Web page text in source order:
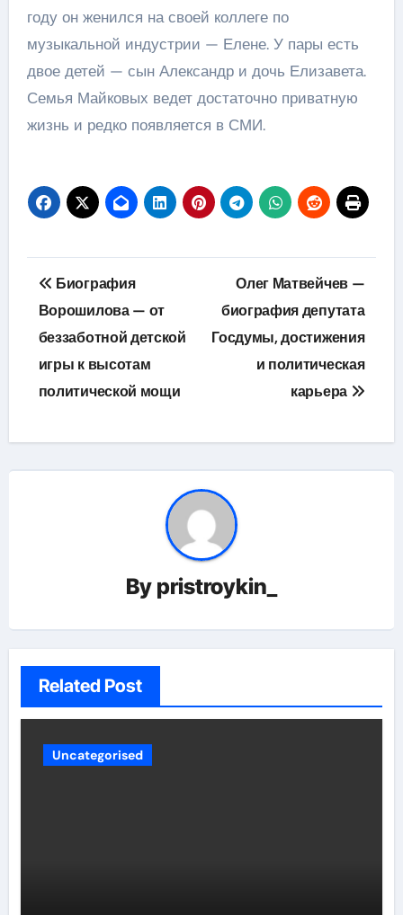
году он женился на своей коллеге по
музыкальной индустрии — Елене. У пары есть
двое детей — сын Александр и дочь Елизавета.
Семья Майковых ведет достаточно приватную
жизнь и редко появляется в СМИ.
Навигация
по
записям
Биография
Ворошилова — от
беззаботной детской
игры к высотам
политической мощи
Олег Матвейчев —
биография депутата
Госдумы, достижения
и политическая
карьера
By pristroykin_
Related Post
Uncategorised